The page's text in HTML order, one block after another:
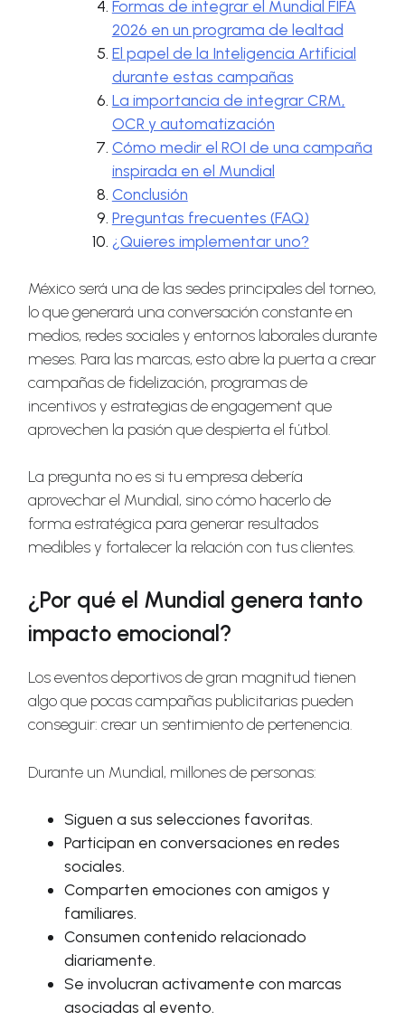
Formas de integrar el Mundial FIFA
2026 en un programa de lealtad
El papel de la Inteligencia Artificial
durante estas campañas
La importancia de integrar CRM,
OCR y automatización
Cómo medir el ROI de una campaña
inspirada en el Mundial
Conclusión
Preguntas frecuentes (FAQ)
¿Quieres implementar uno?
México será una de las sedes principales del torneo,
lo que generará una conversación constante en
medios, redes sociales y entornos laborales durante
meses. Para las marcas, esto abre la puerta a crear
campañas de fidelización, programas de
incentivos y estrategias de engagement que
aprovechen la pasión que despierta el fútbol.
La pregunta no es si tu empresa debería
aprovechar el Mundial, sino cómo hacerlo de
forma estratégica para generar resultados
medibles y fortalecer la relación con tus clientes.
¿Por qué el Mundial genera tanto
impacto emocional?
Los eventos deportivos de gran magnitud tienen
algo que pocas campañas publicitarias pueden
conseguir: crear un sentimiento de pertenencia.
Durante un Mundial, millones de personas:
Siguen a sus selecciones favoritas.
Participan en conversaciones en redes
sociales.
Comparten emociones con amigos y
familiares.
Consumen contenido relacionado
diariamente.
Se involucran activamente con marcas
asociadas al evento.